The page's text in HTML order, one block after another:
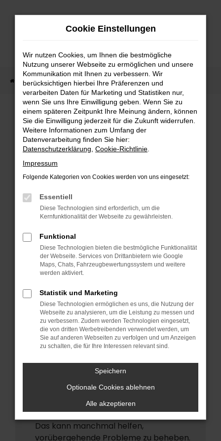
Zum
Startseite Fahrzeug Showroom Fahrzeugbestand
FAHRZEUGBESTAND
Bei Neuwagen Autoland finden Sie eine große
Auswahl an Marken und Modellen.
FEHLER: NETWORK
ERROR
Beim Laden ist ein Fehler aufgetreten.
Hier sind ein paar Tipps, die dir helfen
können:
Überprüfe deine Firewall und deine
Internetverbindung.
Laden andere Webseiten, zum Beispiel
deine Suchmaschine?
Prüfe deine Browsererweiterungen.
Manche Erweiterungen, wie
Werbeblocker, können das Laden
bestimmter Seiten verhindern.
Funktioniert die Seite in einem anderen
Browser oder in einem privaten Fenster?
Starte dein Gerät neu.
Das kann manchmal helfen,
vorübergehende Probleme zu beheben.
Cookie Einstellungen
Wir nutzen Cookies, um Ihnen die bestmögliche
Nutzung unserer Webseite zu ermöglichen und unsere
Kommunikation mit Ihnen zu verbessern. Wir
berücksichtigen hierbei Ihre Präferenzen und
verarbeiten Daten für Marketing und Statistiken nur,
wenn Sie uns Ihre Einwilligung geben. Wenn Sie zu
einem späteren Zeitpunkt Ihre Meinung ändern, können
Sie die Einwilligung jederzeit für die Zukunft widerrufen.
Weitere Informationen zum Umfang der
Datenverarbeitung finden Sie hier:
Datenschutzerklärung Cookie-Richtlinie
Impressum
Folgende Kategorien von Cookies werden von uns eingesetzt:
Essentiell
Diese Technologien sind erforderlich, um die
Kernfunktionalität der Webseite zu gewährleisten.
Funktional
Diese Technologien bieten die bestmögliche Funktionalität
der Webseite. Services von Drittanbietern wie Google
Maps, Chats, Fahrzeugbewertungssystem und weitere
werden aktiviert.
Statistik und Marketing
Diese Technologien ermöglichen es uns, die Nutzung der
Webseite zu analysieren, um die Leistung zu messen und
zu verbessern. Zudem werden Technologien eingesetzt,
die von dritten Werbetreibenden verwendet werden, um
Sie auf anderen Webseiten zu verfolgen und um Anzeigen
zu schalten, die für Ihre Interessen relevant sind.
Speichern
Optionale Cookies ablehnen
Alle akzeptieren